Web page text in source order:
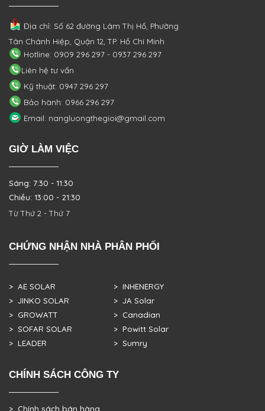
Địa chỉ: Số 62 đường Lâm Thị Hố, Phường
Tân Chánh Hiệp, Quận 12, TP. Hồ Chí Minh
Hotline: 0909 296 297 - 0937 296 297
Liên hệ tư vấn
Kỹ thuật: 0947 296 297
Bảo hành: 0966 296 297
Email: nangluongthegioi@gmail.com
GIỜ LÀM VIỆC
Sáng: 7:30 - 11:30
Chiều: 13:00 - 21:30
Từ Thứ 2 - Thứ 7
CHỨNG NHẬN NHÀ PHÂN PHỐI
> AE SOLAR
> JINKO SOLAR
> GROWATT
> SOFAR SOLAR
> LEADER
> INHENERGY
> JA Solar
> Canadian
> Powitt Solar
> Sumry
CHÍNH SÁCH CÔNG TY
> Chính sách bán hàng